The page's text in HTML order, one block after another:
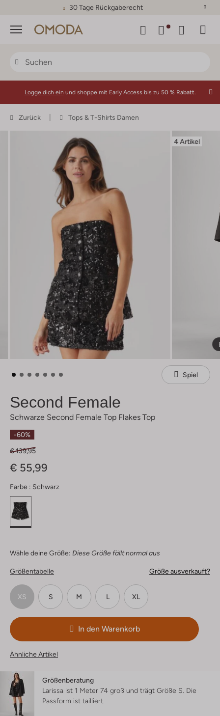
30 Tage Rückgaberecht
Menü
Logge dich ein und shoppe mit Early Access bis zu 50 % Rabatt.
Zurück Tops & T-Shirts Damen
4 Artikel
Spiel
Second Female
Schwarze Second Female Top Flakes Top
-60%
€ 139,95
€ 55,99
Farbe : Schwarz
Wähle deine Größe: Diese Größe fällt normal aus
Größentabelle Größe ausverkauft?
XS S M L XL
In den Warenkorb
Ähnliche Artikel
Größenberatung
Larissa ist 1 Meter 74 groß und trägt Größe S. Die
Passform ist tailliert